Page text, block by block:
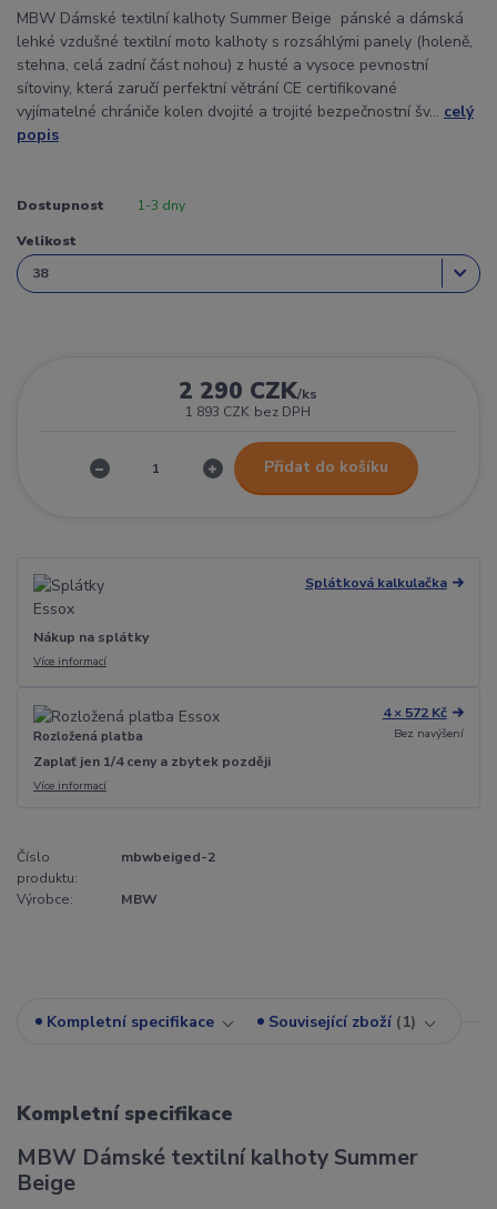
MBW Dámské textilní kalhoty Summer Beige pánské a dámská
lehké vzdušné textilní moto kalhoty s rozsáhlými panely (holeně,
stehna, celá zadní část nohou) z husté a vysoce pevnostní
sítoviny, která zaručí perfektní větrání CE certifikované
vyjímatelné chrániče kolen dvojité a trojité bezpečnostní šv... celý
popis
Dostupnost 1-3 dny
Velikost
2 290 CZK/ks
1 893 CZK bez DPH
Přidat do košíku
Splátková kalkulačka
Nákup na splátky
Více informací
Rozložená platba
4 × 572 Kč
Bez navýšení
Zaplať jen 1/4 ceny a zbytek později
Více informací
Číslo
produktu:
mbwbeiged-2
Výrobce: MBW
Kompletní specifikace Související zboží 1
Kompletní specifikace
MBW Dámské textilní kalhoty Summer
Beige